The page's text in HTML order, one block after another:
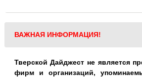
ВАЖНАЯ ИНФОРМАЦИЯ!
Тверской Дайджест не является
фирм и организаций,